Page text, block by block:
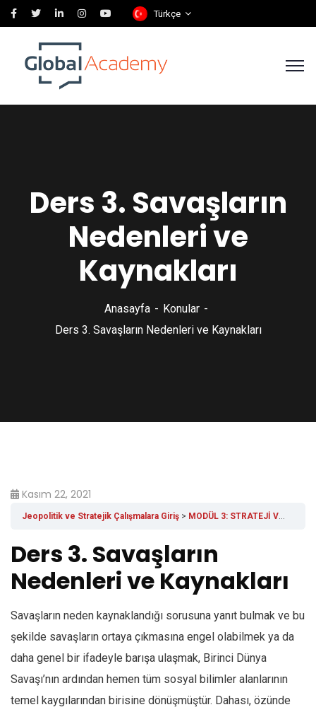
Türkçe
Ders 3. Savaşların
Nedenleri ve
Kaynakları
Anasayfa
Konular
Ders 3. Savaşların Nedenleri ve Kaynakları
Kasım 22, 2021
Jeopolitik ve Stratejik Çalışmalara Giriş MODÜL 3: STRATEJİ VE SAVAŞ
Ders 3. Savaşların
Nedenleri ve Kaynakları
Savaşların neden kaynaklandığı sorusuna yanıt bulmak ve bu
şekilde savaşların ortaya çıkmasına engel olabilmek ya da
daha genel bir ifadeyle barışa ulaşmak, Birinci Dünya
Savaşı’nın ardından hemen tüm sosyal bilimler alanlarının
temel kaygılarından birisine dönüşmüştür. Dahası, özünde